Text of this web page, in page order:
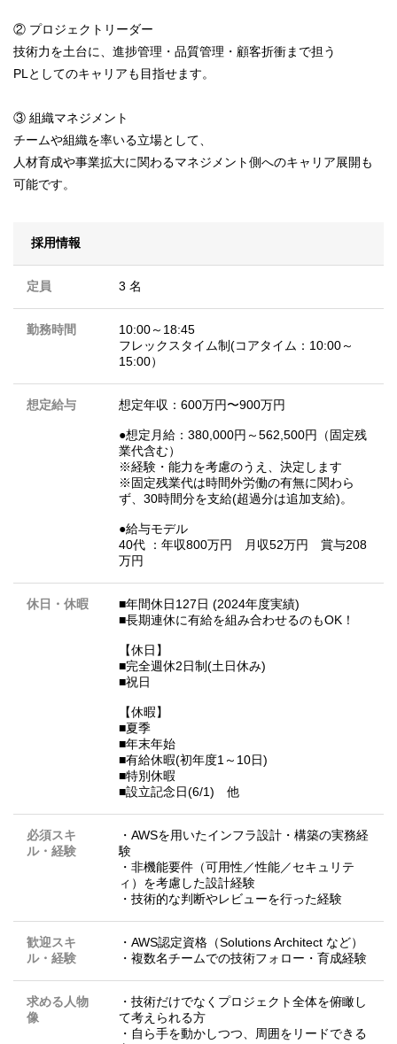
② プロジェクトリーダー
技術力を土台に、進捗管理・品質管理・顧客折衝まで担う
PLとしてのキャリアも目指せます。
③ 組織マネジメント
チームや組織を率いる立場として、
人材育成や事業拡大に関わるマネジメント側へのキャリア展開も
可能です。
採用情報
定員 3 名
勤務時間
10:00～18:45
フレックスタイム制(コアタイム：10:00～
15:00）
想定給与 想定年収：600万円〜900万円
●想定月給：380,000円～562,500円（固定残
業代含む）
※経験・能力を考慮のうえ、決定します
※固定残業代は時間外労働の有無に関わら
ず、30時間分を支給(超過分は追加支給)。
●給与モデル
40代 ：年収800万円 月収52万円 賞与208
万円
休日・休暇
■年間休日127日 (2024年度実績)
■長期連休に有給を組み合わせるのもOK！
【休日】
■完全週休2日制(土日休み)
■祝日
【休暇】
■夏季
■年末年始
■有給休暇(初年度1～10日)
■特別休暇
■設立記念日(6/1) 他
必須スキ
ル・経験
・AWSを用いたインフラ設計・構築の実務経
験
・非機能要件（可用性／性能／セキュリテ
ィ）を考慮した設計経験
・技術的な判断やレビューを行った経験
歓迎スキ
ル・経験
・AWS認定資格（Solutions Architect など）
・複数名チームでの技術フォロー・育成経験
求める人物
像
・技術だけでなくプロジェクト全体を俯瞰し
て考えられる方
・自ら手を動かしつつ、周囲をリードできる